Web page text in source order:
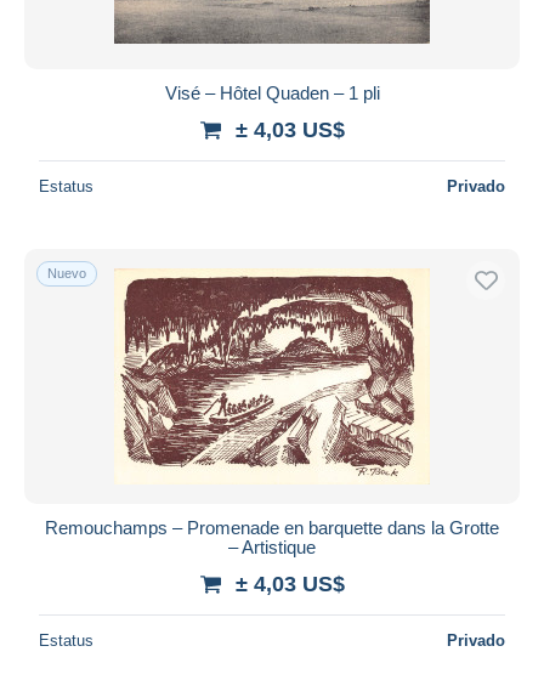
Visé – Hôtel Quaden – 1 pli
± 4,03 US$
Estatus Privado
Nuevo
Remouchamps – Promenade en barquette dans la Grotte
– Artistique
± 4,03 US$
Estatus Privado